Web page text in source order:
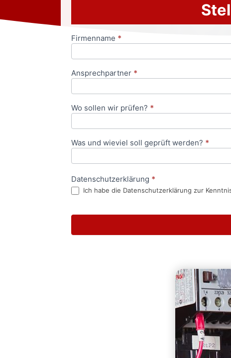
Anfrageformular
Firmenname *
Ansprechpartner *
Wo sollen wir prüfen? *
Was und wieviel soll geprüft werden? *
Datenschutzerklärung *
Ich habe die Datenschutzerklärung zur